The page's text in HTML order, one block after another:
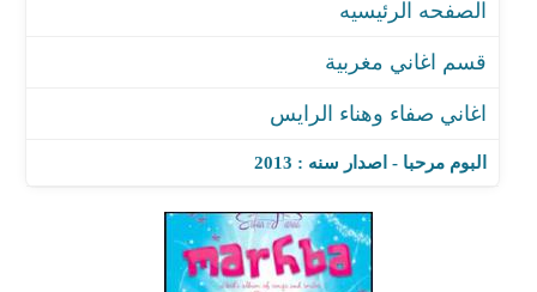
البوم مرحبا - اصدار سنه : 2013
اغنية سلام الله